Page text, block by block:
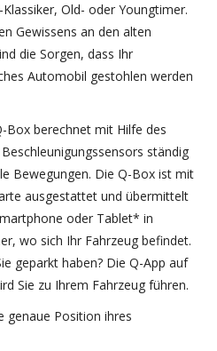
Old- oder Youngtimer.
Gewissens an den alten
die Sorgen, dass Ihr
Automobil gestohlen werden
Box berechnet mit Hilfe des
ständig
Bewegungen. Die Q-Box ist mit
ausgestattet und übermittelt
oder Tablet* in
wo sich Ihr Fahrzeug befindet.
geparkt haben? Die Q-App auf
Sie zu Ihrem Fahrzeug führen.
genaue Position ihres